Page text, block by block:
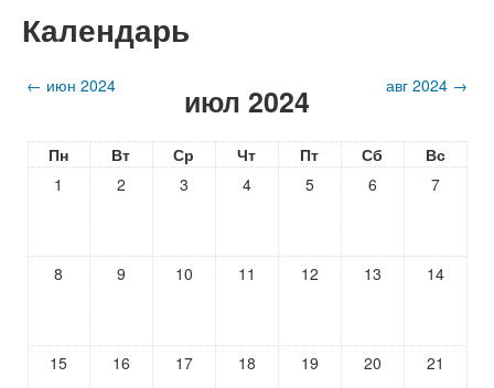
Календарь
← июн 2024 июл 2024 авг 2024 →
Пн Вт Ср Чт Пт Сб
Вс
1
2 3 4 5 6 7
8 9 10 11 12 13 14
15 16 17 18 19 20 21